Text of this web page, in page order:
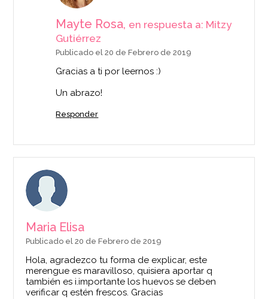
Mayte Rosa, en respuesta a: Mitzy
Gutiérrez
Publicado el 20 de Febrero de 2019
Gracias a ti por leernos :)
Un abrazo!
Responder
Maria Elisa
Publicado el 20 de Febrero de 2019
Hola, agradezco tu forma de explicar, este
merengue es maravilloso, quisiera aportar q
también es i.importante los huevos se deben
verificar q estén frescos. Gracias